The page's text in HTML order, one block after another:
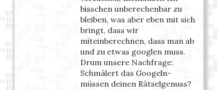
bisschen unberechenbar zu
bleiben, was aber eben mit sich
bringt, dass wir
miteinberechnen, dass man ab
und zu etwas googlen muss.
Drum unsere Nachfrage:
Schmälert das Googeln-
müssen deinen Rätselgenuss?